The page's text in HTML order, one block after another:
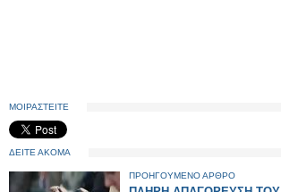
ΜΟΙΡΑΣΤΕΙΤΕ
ΔΕΙΤΕ ΑΚΟΜΑ
ΠΡΟΗΓΟΥΜΕΝΟ ΑΡΘΡΟ